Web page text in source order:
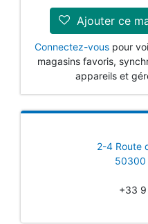
Ajouter ce
Connectez-vous pour
magasins favoris,
appareils et
2-4 Route
50300
+33